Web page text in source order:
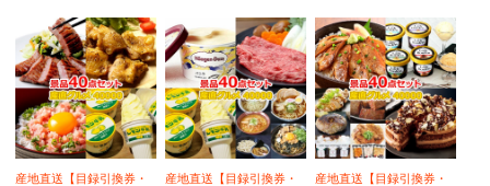
産地直送【目録引換券・
産地直送【目録引換券・
産地直送【目録引換券・